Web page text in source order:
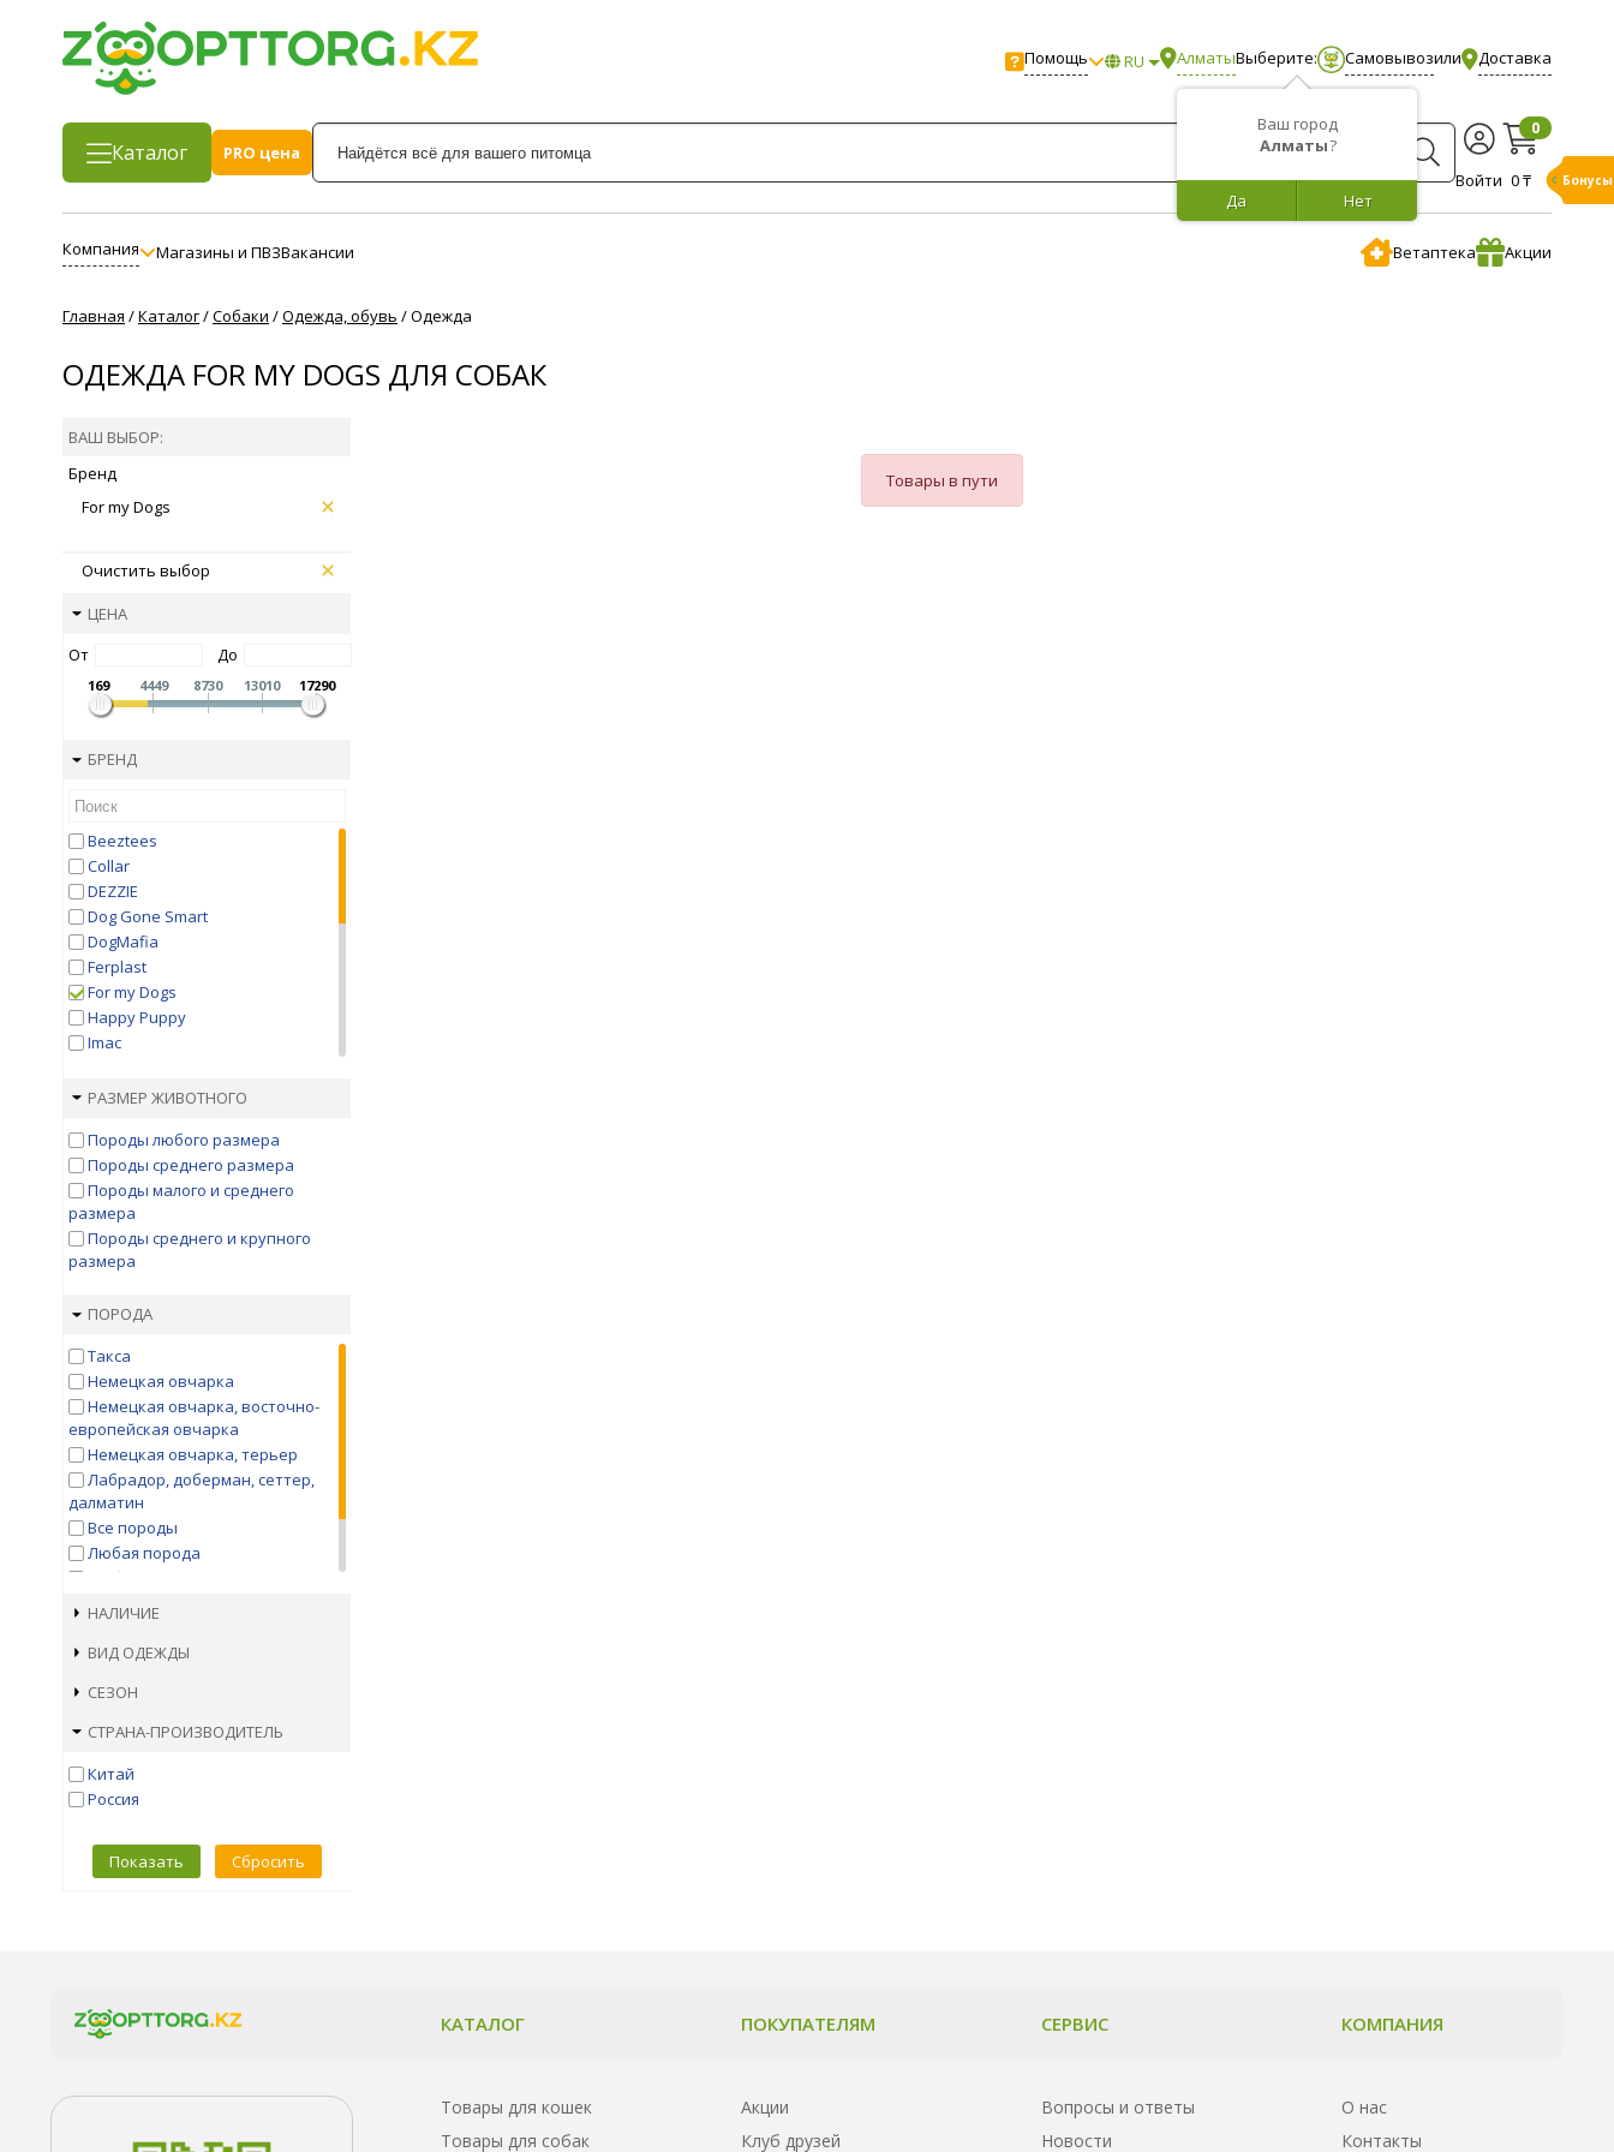
Помощь RU Алматы
Ваш город
Алматы?
Нет
Да
Выберите: Самовывозили Доставка
Каталог
PRO цена
Войти
0
0 ₸
Компания Магазины и ПВЗВакансии Ветаптека Акции
Главная /Каталог/Собаки /Одежда, обувь /Одежда
ОДЕЖДА FOR MY DOGS ДЛЯ СОБАК
ВАШ ВЫБОР:
Бренд
For my Dogs
Очистить выбор
ЦЕНА
От
До
169 4449 8730 13010 17290
БРЕНД
Beeztees
Collar
DEZZIE
Dog Gone Smart
DogMafia
Ferplast
For my Dogs
Happy Puppy
Imac
JackyDog
LION
OSSO
Pet Fashion
Simargy
Triol
Triol Disney
Зооник
РАЗМЕР ЖИВОТНОГО
Породы любого размера
Породы среднего размера
Породы малого и среднего
размера
Породы среднего и крупного
размера
ПОРОДА
Такса
Немецкая овчарка
Немецкая овчарка, восточно-
европейская овчарка
Немецкая овчарка, терьер
Лабрадор, доберман, сеттер,
далматин
Все породы
Любая порода
Любая порода
Хаски
НАЛИЧИЕ
ВИД ОДЕЖДЫ
СЕЗОН
СТРАНА-ПРОИЗВОДИТЕЛЬ
Китай
Россия
Показать Сбросить
Товары в пути
КАТАЛОГ
Товары для кошек
Товары для собак
ПОКУПАТЕЛЯМ
Акции
Клуб друзей
СЕРВИС
Вопросы и ответы
Новости
КОМПАНИЯ
О нас
Контакты
Бонусы